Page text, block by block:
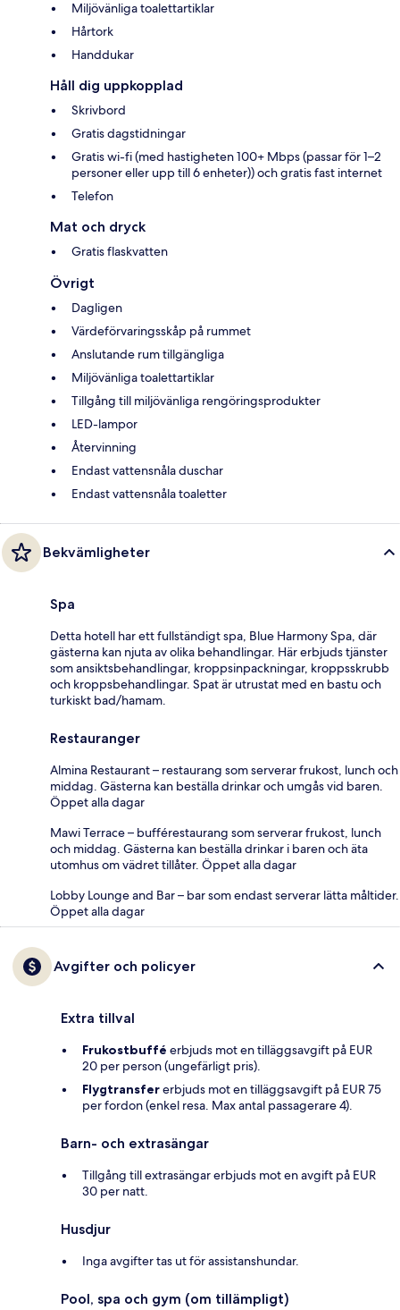
Miljövänliga toalettartiklar
Hårtork
Handdukar
Håll dig uppkopplad
Skrivbord
Gratis dagstidningar
Gratis wi-fi (med hastigheten 100+ Mbps (passar för 1–2
personer eller upp till 6 enheter)) och gratis fast internet
Telefon
Mat och dryck
Gratis flaskvatten
Övrigt
Dagligen
Värdeförvaringsskåp på rummet
Anslutande rum tillgängliga
Miljövänliga toalettartiklar
Tillgång till miljövänliga rengöringsprodukter
LED-lampor
Återvinning
Endast vattensnåla duschar
Endast vattensnåla toaletter
Bekvämligheter
Spa
Detta hotell har ett fullständigt spa, Blue Harmony Spa, där
gästerna kan njuta av olika behandlingar. Här erbjuds tjänster
som ansiktsbehandlingar, kroppsinpackningar, kroppsskrubb
och kroppsbehandlingar. Spat är utrustat med en bastu och
turkiskt bad/hamam.
Restauranger
Almina Restaurant – restaurang som serverar frukost, lunch och
middag. Gästerna kan beställa drinkar och umgås vid baren.
Öppet alla dagar
Mawi Terrace – bufférestaurang som serverar frukost, lunch
och middag. Gästerna kan beställa drinkar i baren och äta
utomhus om vädret tillåter. Öppet alla dagar
Lobby Lounge and Bar – bar som endast serverar lätta måltider.
Öppet alla dagar
Avgifter och policyer
Extra tillval
Frukostbuffé erbjuds mot en tilläggsavgift på EUR
20 per person (ungefärligt pris).
Flygtransfererbjuds mot en tilläggsavgift på EUR 75
per fordon (enkel resa. Max antal passagerare 4).
Barn- och extrasängar
Tillgång till extrasängar erbjuds mot en avgift på EUR
30 per natt.
Husdjur
Inga avgifter tas ut för assistanshundar.
Pool, spa och gym (om tillämpligt)